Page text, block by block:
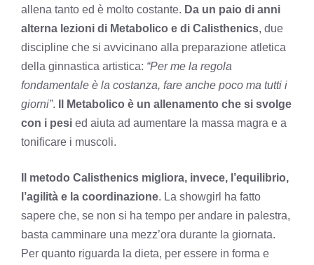
allena tanto ed è molto costante. Da un paio di anni
alterna lezioni di Metabolico e di Calisthenics, due
discipline che si avvicinano alla preparazione atletica
della ginnastica artistica: “Per me la regola
fondamentale è la costanza, fare anche poco ma tutti i
giorni”. Il Metabolico è un allenamento che si svolge
con i pesi ed aiuta ad aumentare la massa magra e a
tonificare i muscoli.
Il metodo Calisthenics migliora, invece, l’equilibrio,
l’agilità e la coordinazione. La showgirl ha fatto
sapere che, se non si ha tempo per andare in palestra,
basta camminare una mezz’ora durante la giornata.
Per quanto riguarda la dieta, per essere in forma e